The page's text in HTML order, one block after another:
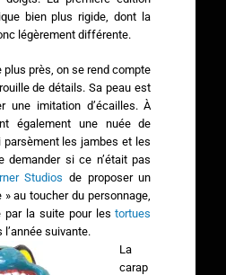
bien plus rigide, dont la
légèrement différente.
plus près, on se rend compte
de détails. Sa peau est
une imitation d’écailles. À
également une nuée de
les jambes et les
demander si ce n’était pas
Studios de proposer un
au toucher du personnage,
par la suite pour lestortues
suivante.
La
carap